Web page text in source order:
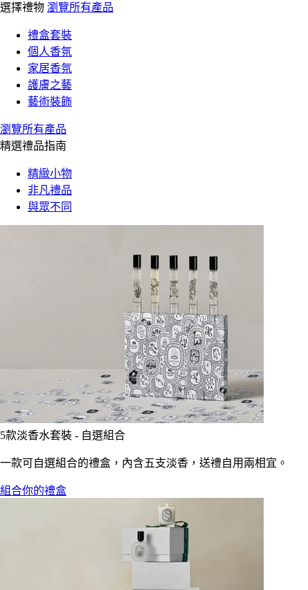
選擇禮物 瀏覽所有產品
禮盒套裝
個人香氛
家居香氛
護膚之藝
藝術裝飾
瀏覽所有產品
精選禮品指南
精緻小物
非凡禮品
與眾不同
5款淡香水套裝 - 自選組合
一款可自選組合的禮盒，內含五支淡香，送禮自用兩相宜。
組合你的禮盒